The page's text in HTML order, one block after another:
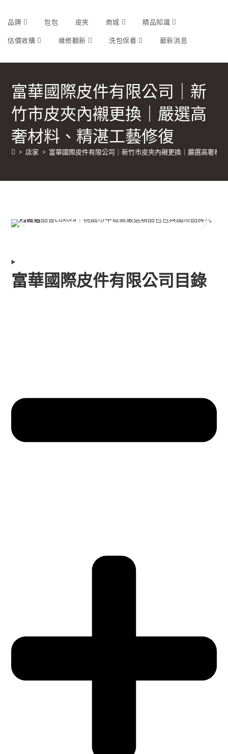
品牌 包包 皮夾 商城 精品知識
估價收購 維修翻新 洗包保養 最新消息
富華國際皮件有限公司｜新
竹市皮夾內襯更換｜嚴選高
奢材料、精湛工藝修復
> 店家 > 富華國際皮件有限公司｜新竹市皮夾內襯更換｜嚴選高奢材
富華國際皮件有限公司目錄